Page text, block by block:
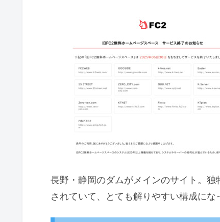
長野・静岡のダムがメインのサイト。
されていて、とても解りやすい構成にな